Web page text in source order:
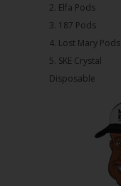
2.⁠ ⁠⁠Elfa Pods
3.⁠ ⁠⁠187 Pods
4.⁠ ⁠⁠Lost Mary Pods
5.⁠ ⁠⁠SKE Crystal
Disposable